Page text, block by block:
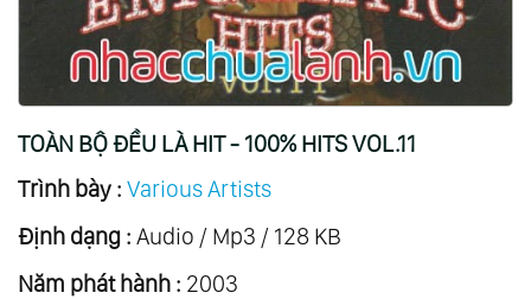
TOÀN BỘ ĐỀU LÀ HIT - 100% HITS VOL.11
Trình bày : Various Artists
Định dạng : Audio / Mp3 / 128 KB
Năm phát hành : 2003